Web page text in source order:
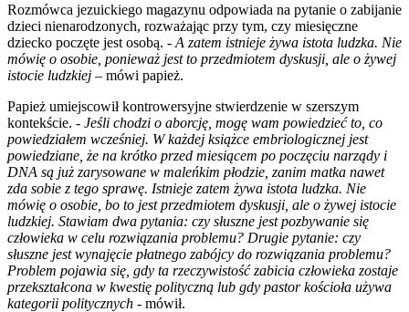
Rozmówca jezuickiego magazynu odpowiada na pytanie o zabijanie
dzieci nienarodzonych, rozważając przy tym, czy miesięczne
dziecko poczęte jest osobą. - A zatem istnieje żywa istota ludzka. Nie
mówię o osobie, ponieważ jest to przedmiotem dyskusji, ale o żywej
istocie ludzkiej – mówi papież.
Papież umiejscowił kontrowersyjne stwierdzenie w szerszym
kontekście. - Jeśli chodzi o aborcję, mogę wam powiedzieć to, co
powiedziałem wcześniej. W każdej książce embriologicznej jest
powiedziane, że na krótko przed miesiącem po poczęciu narządy i
DNA są już zarysowane w maleńkim płodzie, zanim matka nawet
zda sobie z tego sprawę. Istnieje zatem żywa istota ludzka. Nie
mówię o osobie, bo to jest przedmiotem dyskusji, ale o żywej istocie
ludzkiej. Stawiam dwa pytania: czy słuszne jest pozbywanie się
człowieka w celu rozwiązania problemu? Drugie pytanie: czy
słuszne jest wynajęcie płatnego zabójcy do rozwiązania problemu?
Problem pojawia się, gdy ta rzeczywistość zabicia człowieka zostaje
przekształcona w kwestię polityczną lub gdy pastor kościoła używa
kategorii politycznych - mówił.